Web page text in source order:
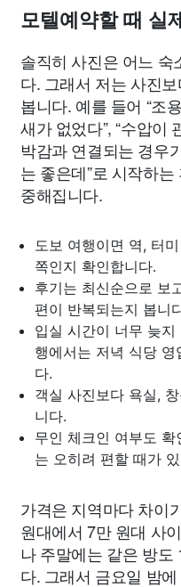
모텔예약할 때 실
솔직히 사진은 어느 숙
다. 그래서 저는 사진
봅니다. 예를 들어 “조
새가 없었다”, “수압이
박감과 연결되는 경우
는 좋은데”로 시작하
중해집니다.
도보 여행이면 역, 터
쪽인지 확인합니다.
후기는 최신순으로 보
편이 반복되는지 봅니
입실 시간이 너무 늦
행에서는 저녁 식당
다.
객실 사진보다 욕실,
니다.
무인 체크인 여부도
는 오히려 편할 때가
가격은 지역마다 차이
원대에서 7만 원대 사
나 주말에는 같은 방도
다. 그래서 금요일 밤